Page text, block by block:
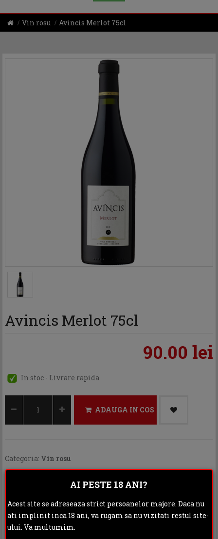
Vin rosu Avincis Merlot 75cl
Avincis Merlot 75cl
90.00 lei
In stoc - Livrare rapida
ADAUGA IN COS
Categoria: Vin rosu
Rating:
DESCRIERE
AI PESTE 18 ANI?
Acest site se adreseaza strict persoanelor majore. Daca nu
ati implinit inca 18 ani, va rugam sa nu vizitati restul site-
ului. Va multumim.